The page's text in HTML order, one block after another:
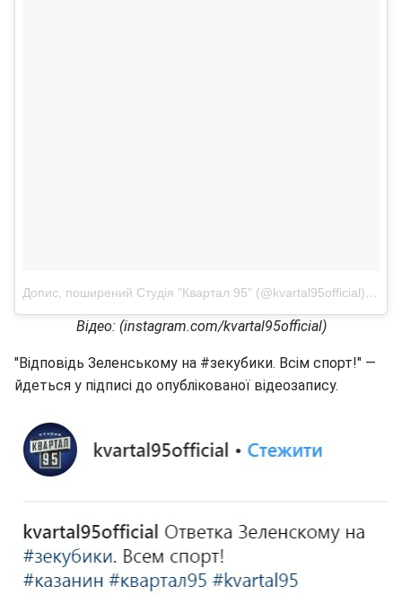
Допис, поширений Студія "Квартал 95" (@kvartal95official)23
Відео: (instagram.com/kvartal95official)
"Відповідь Зеленському на #зекубики. Всім спорт!" —
йдеться у підписі до опублікованої відеозапису.